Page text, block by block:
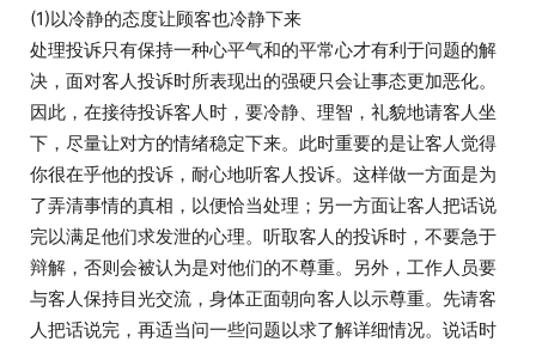
(1)以冷静的态度让顾客也冷静下来
处理投诉只有保持一种心平气和的平常心才有利于问题的解
决，面对客人投诉时所表现出的强硬只会让事态更加恶化。
因此，在接待投诉客人时，要冷静、理智，礼貌地请客人坐
下，尽量让对方的情绪稳定下来。此时重要的是让客人觉得
你很在乎他的投诉，耐心地听客人投诉。这样做一方面是为
了弄清事情的真相，以便恰当处理；另一方面让客人把话说
完以满足他们求发泄的心理。听取客人的投诉时，不要急于
辩解，否则会被认为是对他们的不尊重。另外，工作人员要
与客人保持目光交流，身体正面朝向客人以示尊重。先请客
人把话说完，再适当问一些问题以求了解详细情况。说话时